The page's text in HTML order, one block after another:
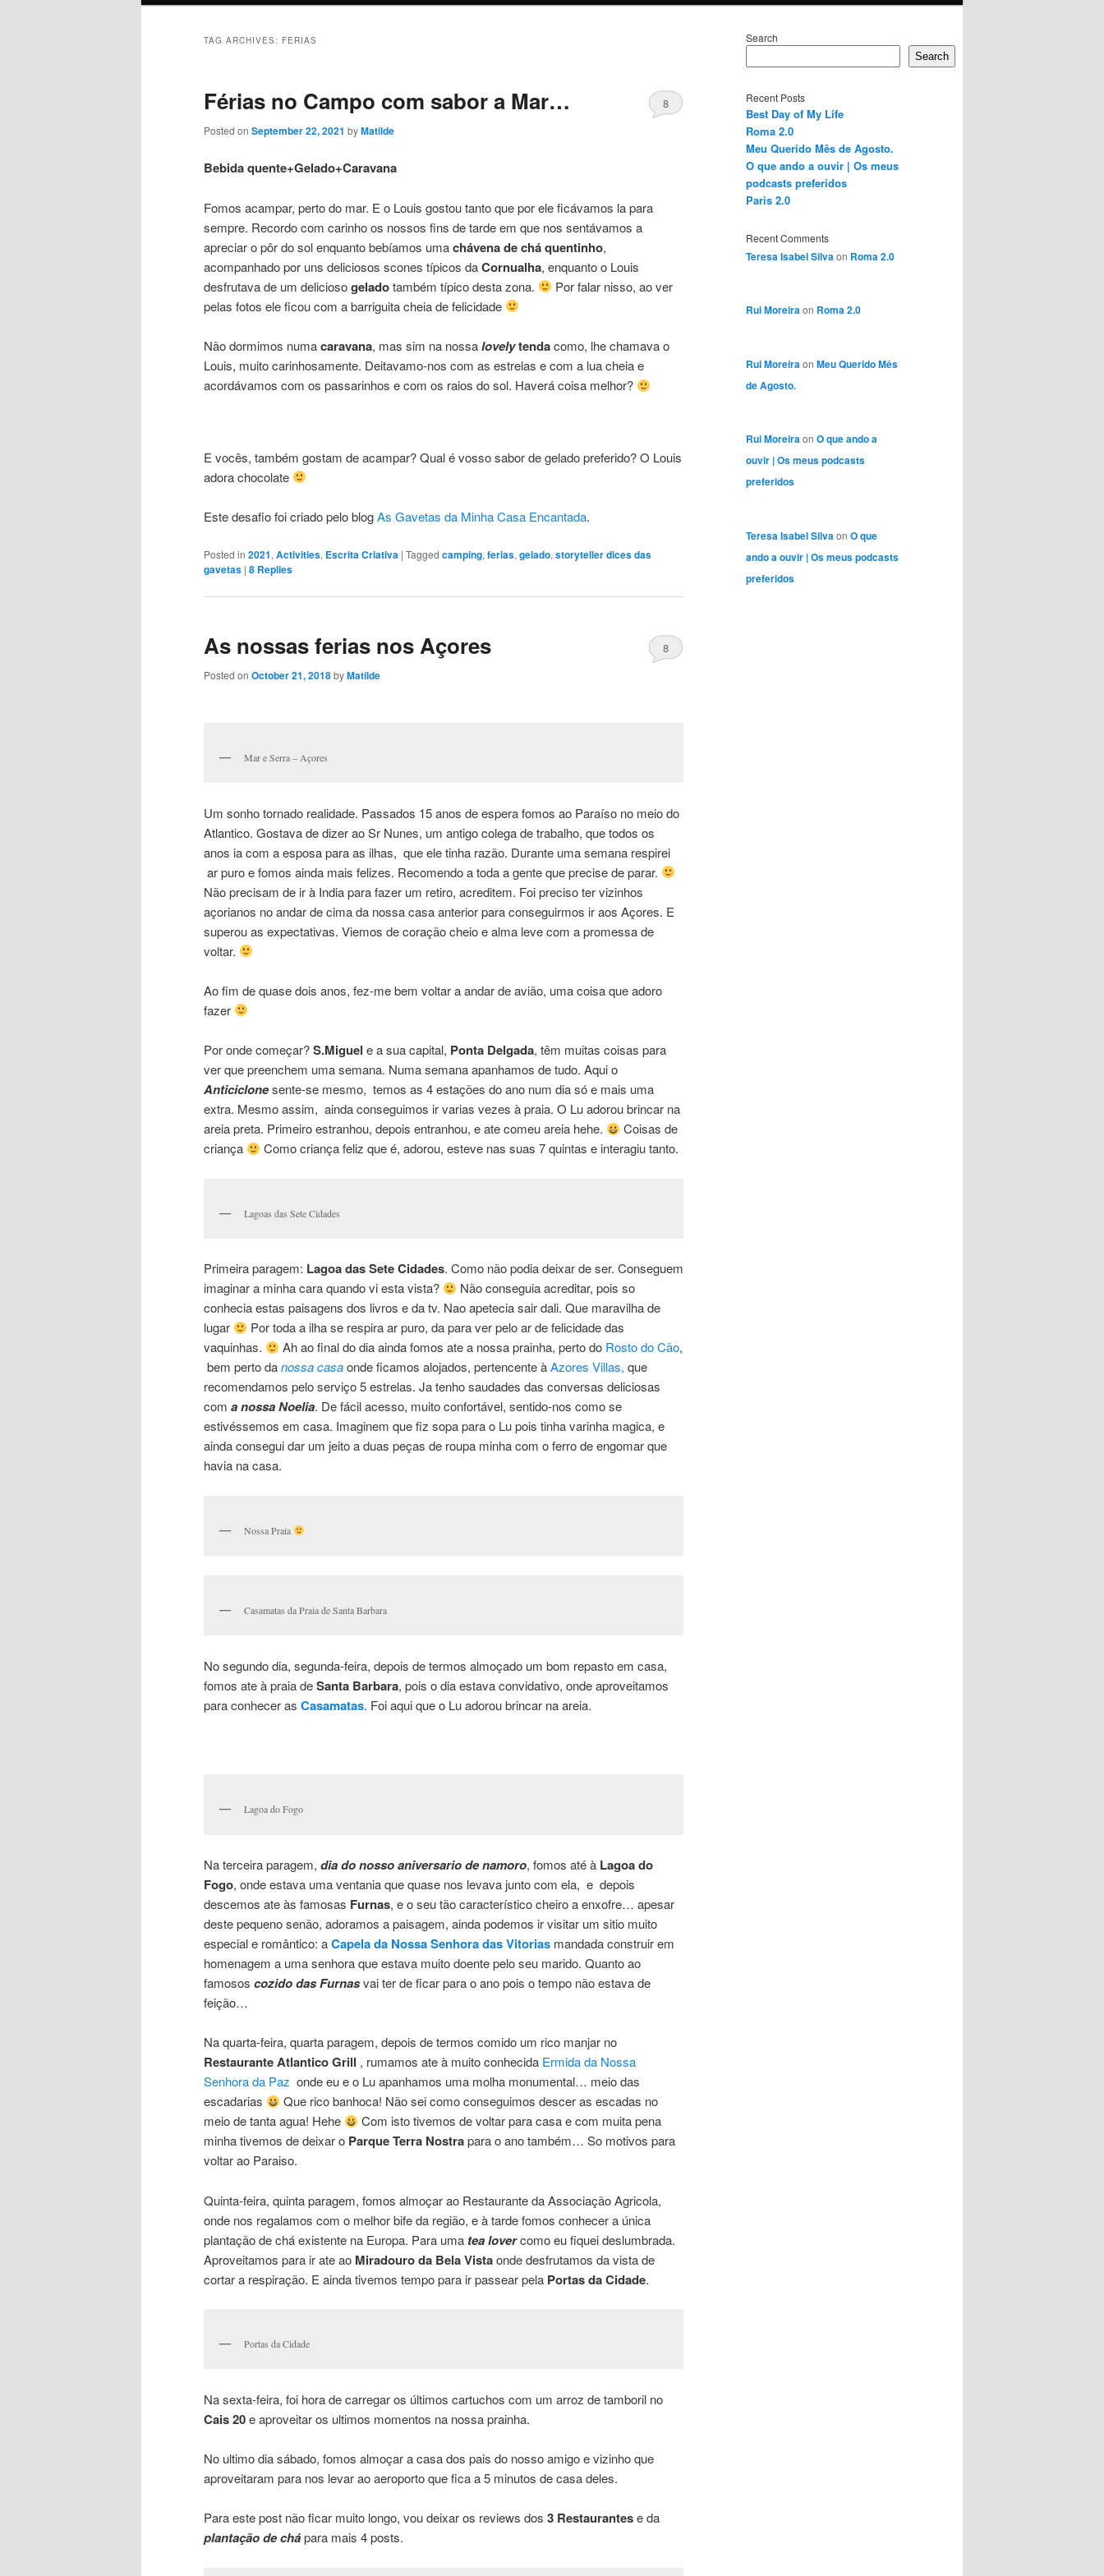
TAG ARCHIVES: FERIAS
Férias no Campo com sabor a Mar…
Posted on September 22, 2021 byMatilde
8
Bebida quente+Gelado+Caravana
Fomos acampar, perto do mar. E o Louis gostou tanto que por ele ficávamos la para
sempre. Recordo com carinho os nossos fins de tarde em que nos sentávamos a
apreciar o pôr do sol enquanto bebíamos umachávena de chá quentinho,
acompanhado por uns deliciosos scones típicos daCornualha, enquanto o Louis
desfrutava de um deliciosogeladotambém típico desta zona.
Por falar nisso, ao ver
pelas fotos ele ficou com a barriguita cheia de felicidade
Não dormimos numacaravana, mas sim na nossalovelytendacomo, lhe chamava o
Louis, muito carinhosamente. Deitavamo-nos com as estrelas e com a lua cheia e
acordávamos com os passarinhos e com os raios do sol. Haverá coisa melhor?
E vocês, também gostam de acampar? Qual é vosso sabor de gelado preferido? O Louis
adora chocolate
Este desafio foi criado pelo blogAs Gavetas da Minha Casa Encantada.
Posted in 2021, Activities, Escrita Criativa | Tagged camping, ferias, gelado, storyteller dices das
gavetas | 8 Replies
As nossas ferias nos Açores
Posted on October 21, 2018byMatilde
8
Mar e Serra – Açores
Um sonho tornado realidade. Passados 15 anos de espera fomos ao Paraíso no meio do
Atlantico. Gostava de dizer ao Sr Nunes, um antigo colega de trabalho, que todos os
anos ia com a esposa para as ilhas, que ele tinha razão. Durante uma semana respirei
ar puro e fomos ainda mais felizes. Recomendo a toda a gente que precise de parar.
Não precisam de ir à India para fazer um retiro, acreditem. Foi preciso ter vizinhos
açorianos no andar de cima da nossa casa anterior para conseguirmos ir aos Açores. E
superou as expectativas. Viemos de coração cheio e alma leve com a promessa de
voltar.
Ao fim de quase dois anos, fez-me bem voltar a andar de avião, uma coisa que adoro
fazer
Por onde começar?S.Miguel e a sua capital, Ponta Delgada, têm muitas coisas para
ver que preenchem uma semana. Numa semana apanhamos de tudo. Aqui o
Anticiclonesente-se mesmo, temos as 4 estações do ano num dia só e mais uma
extra. Mesmo assim, ainda conseguimos ir varias vezes à praia. O Lu adorou brincar na
areia preta. Primeiro estranhou, depois entranhou, e ate comeu areia hehe.
Coisas de
criança
Como criança feliz que é, adorou, esteve nas suas 7 quintas e interagiu tanto.
Lagoas das Sete Cidades
Primeira paragem: Lagoa das Sete Cidades. Como não podia deixar de ser. Conseguem
imaginar a minha cara quando vi esta vista?
Não conseguia acreditar, pois so
conhecia estas paisagens dos livros e da tv. Nao apetecia sair dali. Que maravilha de
lugar
Por toda a ilha se respira ar puro, da para ver pelo ar de felicidade das
vaquinhas.
Ah ao final do dia ainda fomos ate a nossa prainha, perto do Rosto do Cão,
bem perto danossa casaonde ficamos alojados, pertencente àAzores Villas, que
recomendamos pelo serviço 5 estrelas. Ja tenho saudades das conversas deliciosas
com a nossa Noelia. De fácil acesso, muito confortável, sentido-nos como se
estivéssemos em casa. Imaginem que fiz sopa para o Lu pois tinha varinha magica, e
ainda consegui dar um jeito a duas peças de roupa minha com o ferro de engomar que
havia na casa.
Nossa Praia
Casamatas da Praia de Santa Barbara
No segundo dia, segunda-feira, depois de termos almoçado um bom repasto em casa,
fomos ate à praia deSanta Barbara, pois o dia estava convidativo, onde aproveitamos
para conhecer as Casamatas. Foi aqui que o Lu adorou brincar na areia.
Lagoa do Fogo
Na terceira paragem, dia do nosso aniversario de namoro, fomos até à Lagoa do
Fogo, onde estava uma ventania que quase nos levava junto com ela, e depois
descemos ate às famosas Furnas, e o seu tão característico cheiro a enxofre… apesar
deste pequeno senão, adoramos a paisagem, ainda podemos ir visitar um sitio muito
especial e romântico: aCapela da Nossa Senhora das Vitorias mandada construir em
homenagem a uma senhora que estava muito doente pelo seu marido. Quanto ao
famosos cozido das Furnasvai ter de ficar para o ano pois o tempo não estava de
feição…
Na quarta-feira, quarta paragem, depois de termos comido um rico manjar no
Restaurante Atlantico Grill , rumamos ate à muito conhecida Ermida da Nossa
Senhora da Paz onde eu e o Lu apanhamos uma molha monumental… meio das
escadarias
Que rico banhoca! Não sei como conseguimos descer as escadas no
meio de tanta agua! Hehe
Com isto tivemos de voltar para casa e com muita pena
minha tivemos de deixar o Parque Terra Nostrapara o ano também… So motivos para
voltar ao Paraiso.
Quinta-feira, quinta paragem, fomos almoçar ao Restaurante da Associação Agricola,
onde nos regalamos com o melhor bife da região, e à tarde fomos conhecer a única
plantação de chá existente na Europa. Para uma tea lovercomo eu fiquei deslumbrada.
Aproveitamos para ir ate ao Miradouro da Bela Vistaonde desfrutamos da vista de
cortar a respiração. E ainda tivemos tempo para ir passear pela Portas da Cidade.
Portas da Cidade
Na sexta-feira, foi hora de carregar os últimos cartuchos com um arroz de tamboril no
Cais 20e aproveitar os ultimos momentos na nossa prainha.
No ultimo dia sábado, fomos almoçar a casa dos pais do nosso amigo e vizinho que
aproveitaram para nos levar ao aeroporto que fica a 5 minutos de casa deles.
Para este post não ficar muito longo, vou deixar os reviews dos 3 Restaurantese da
plantação de chápara mais 4 posts.
Search
Search
Recent Posts
Best Day of My Life
Roma 2.0
Meu Querido Mês de Agosto.
O que ando a ouvir | Os meus
podcasts preferidos
Paris 2.0
Recent Comments
Teresa Isabel Silvaon Roma 2.0
Rui Moreiraon Roma 2.0
Rui Moreiraon Meu Querido Mês
de Agosto.
Rui Moreiraon O que ando a
ouvir | Os meus podcasts
preferidos
Teresa Isabel Silva on O que
ando a ouvir | Os meus podcasts
preferidos